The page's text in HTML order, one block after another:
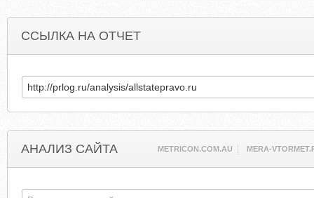
ССЫЛКА НА ОТЧЕТ
АНАЛИЗ САЙТА METRICON.COM.AU MERA-